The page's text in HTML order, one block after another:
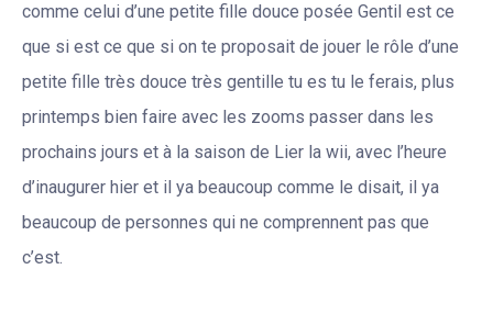
comme celui d’une petite fille douce posée Gentil est ce
que si est ce que si on te proposait de jouer le rôle d’une
petite fille très douce très gentille tu es tu le ferais, plus
printemps bien faire avec les zooms passer dans les
prochains jours et à la saison de Lier la wii, avec l’heure
d’inaugurer hier et il ya beaucoup comme le disait, il ya
beaucoup de personnes qui ne comprennent pas que
c’est.